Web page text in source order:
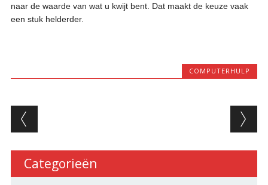
naar de waarde van wat u kwijt bent. Dat maakt de keuze vaak
een stuk helderder.
COMPUTERHULP
Berichtnavigatie
Categorieën